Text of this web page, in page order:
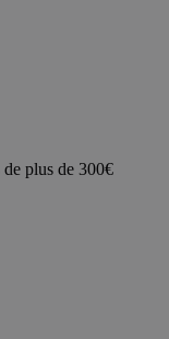
plus de 300€